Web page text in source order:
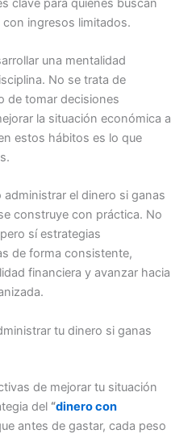
clave para quienes buscan
ingresos limitados.
una mentalidad
No se trata de
de tomar decisiones
la situación económica a
estos hábitos es lo que
el dinero si ganas
construye con práctica. No
sí estrategias
de forma consistente,
financiera y avanzar hacia
tu dinero si ganas
de mejorar tu situación
del “dinero con
antes de gastar, cada peso